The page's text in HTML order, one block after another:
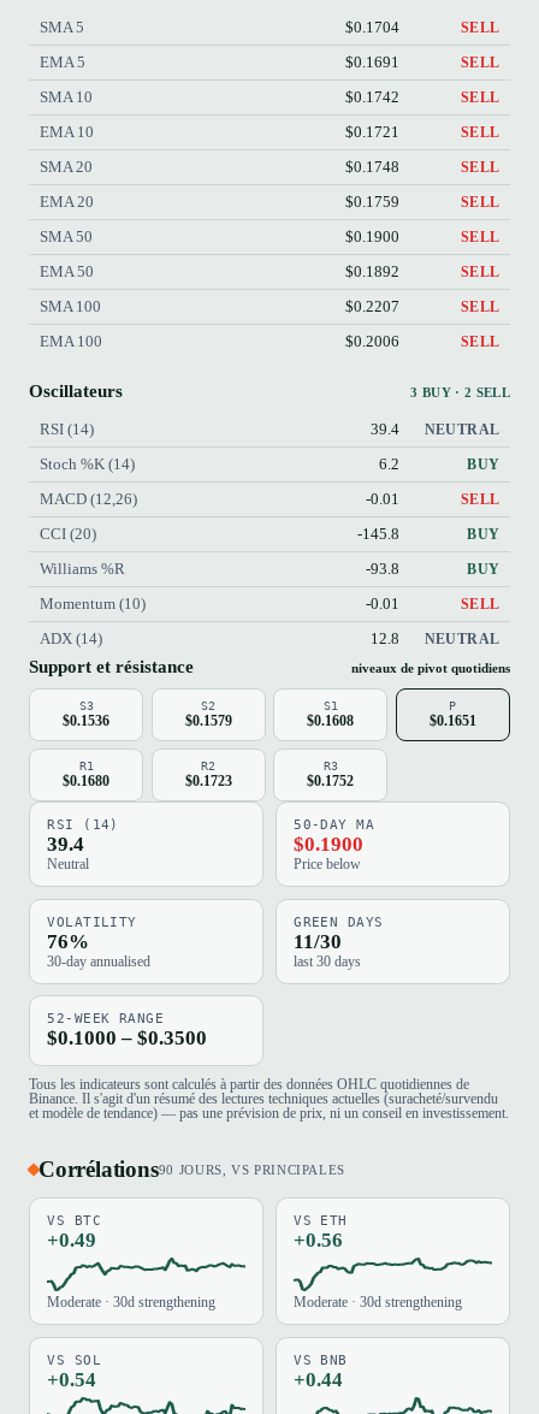
SMA 5 $0.1704 SELL
EMA 5 $0.1691 SELL
SMA 10 $0.1742 SELL
EMA 10 $0.1721 SELL
SMA 20 $0.1748 SELL
EMA 20 $0.1759 SELL
SMA 50 $0.1900 SELL
EMA 50 $0.1892 SELL
SMA 100 $0.2207 SELL
EMA 100 $0.2006 SELL
Oscillateurs 3 BUY · 2 SELL
RSI (14) 39.4 NEUTRAL
Stoch %K (14) 6.2 BUY
MACD (12,26) -0.01 SELL
CCI (20) -145.8 BUY
Williams %R -93.8 BUY
Momentum (10) -0.01 SELL
ADX (14) 12.8 NEUTRAL
Support et résistance niveaux de pivot quotidiens
S3
$0.1536
S2
$0.1579
S1
$0.1608
P
$0.1651
R1
$0.1680
R2
$0.1723
R3
$0.1752
RSI (14)
39.4
Neutral
50-DAY MA
$0.1900
Price below
VOLATILITY
76%
30-day annualised
GREEN DAYS
11/30
last 30 days
52-WEEK RANGE
$0.1000 – $0.3500
Tous les indicateurs sont calculés à partir des données OHLC quotidiennes de
Binance. Il s'agit d'un résumé des lectures techniques actuelles (suracheté/survendu
et modèle de tendance) — pas une prévision de prix, ni un conseil en investissement.
Corrélations90 JOURS, VS PRINCIPALES
VS BTC
+0.49
Moderate · 30d strengthening
VS ETH
+0.56
Moderate · 30d strengthening
VS SOL
+0.54
VS BNB
+0.44